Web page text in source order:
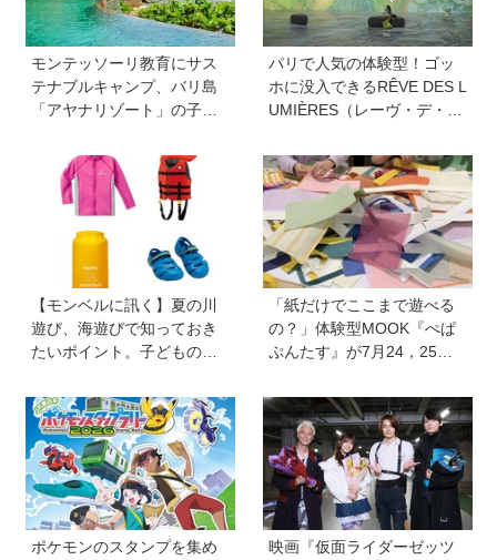
モンテッソーリ教育にサス
テナブルキャンプ、バリ島
「アヤナリゾート」の子ど
すぎる！ 家族でおすすめの
過ごし方とは
パリで人気の体験型！ゴッ
ホに没入できるRÊVE DES L
UMIÈRES（レーヴ・デ・リ
どもと一緒に大満喫してき
ました！【ゆる〜く楽しむ
美術案内】
【モンベルに訊く】夏の川
遊び、海遊びで知っておき
たいポイント。子どものラ
選びがちだけど…危険！水
辺で人気の必携アイテムも
「紙だけでここまで遊べる
の？」体験型MOOK『ぺぱ
ぷんたす』が7月24，25日
に出展。飛び込んで遊べる
紙のプールも！
ポケモンのスタンプを集め
映画『仮面ライダーゼッツ